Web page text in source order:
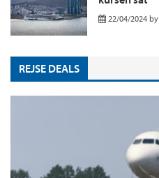
22/04/2024 by
REJSE DEALS